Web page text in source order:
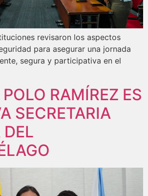
revisaron los aspectos
para asegurar una jornada
segura y participativa en el
RAMÍREZ ES
SECRETARIA
DEL